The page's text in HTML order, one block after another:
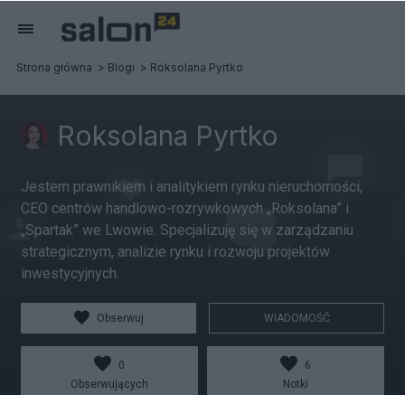
Strona główna Blogi Roksolana Pyrtko
Roksolana Pyrtko
Jestem prawnikiem i analitykiem rynku nieruchomości,
CEO centrów handlowo-rozrywkowych „Roksolana” i
„Spartak” we Lwowie. Specjalizuję się w zarządzaniu
strategicznym, analizie rynku i rozwoju projektów
inwestycyjnych.
Obserwuj WIADOMOŚĆ
0
Obserwujących
6
Notki